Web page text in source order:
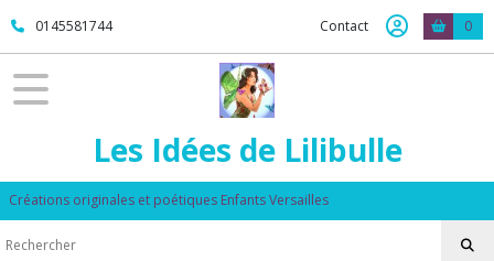
0145581744 Contact 0
Les Idées de Lilibulle
Créations originales et poétiques Enfants Versailles